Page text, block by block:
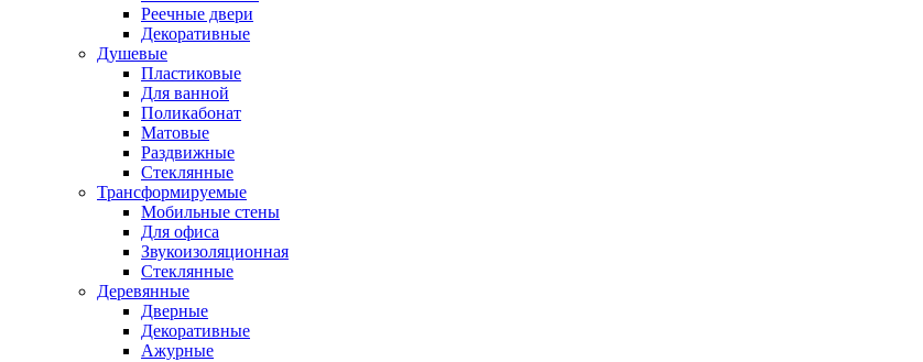
Реечные двери
Декоративные
Душевые
Пластиковые
Для ванной
Поликабонат
Матовые
Раздвижные
Стеклянные
Трансформируемые
Мобильные стены
Для офиса
Звукоизоляционная
Стеклянные
Деревянные
Дверные
Декоративные
Ажурные